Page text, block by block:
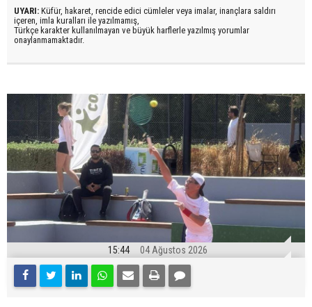
UYARI: Küfür, hakaret, rencide edici cümleler veya imalar, inançlara saldırı
içeren, imla kuralları ile yazılmamış,
Türkçe karakter kullanılmayan ve büyük harflerle yazılmış yorumlar
onaylanmamaktadır.
15:44 04 Ağustos 2026